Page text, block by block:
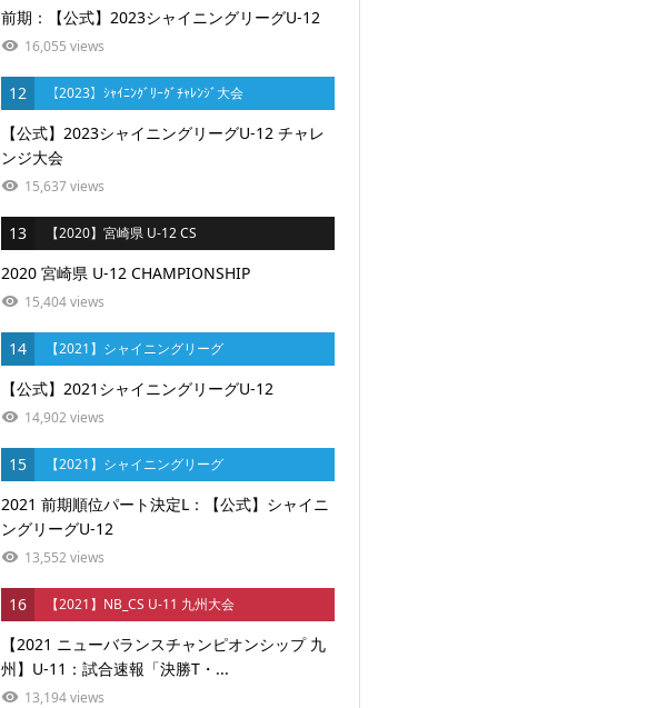
前期：【公式】2023シャイニングリーグU-12
16,055 views
12 【2023】ｼｬｲﾆﾝｸﾞﾘｰｸﾞﾁｬﾚﾝｼﾞ大会
【公式】2023シャイニングリーグU-12 チャレ
ンジ大会
15,637 views
13 【2020】宮崎県 U-12 CS
2020 宮崎県 U-12 CHAMPIONSHIP
15,404 views
14 【2021】シャイニングリーグ
【公式】2021シャイニングリーグU-12
14,902 views
15 【2021】シャイニングリーグ
2021 前期順位パート決定L：【公式】シャイニ
ングリーグU-12
13,552 views
16 【2021】NB_CS U-11 九州大会
【2021 ニューバランスチャンピオンシップ 九
州】U-11：試合速報「決勝T・...
13,194 views